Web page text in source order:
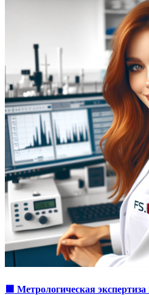
🟩 Метрологическая